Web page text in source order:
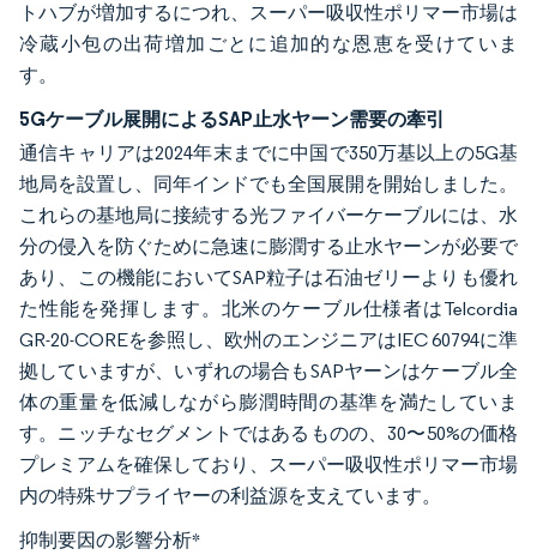
トハブが増加するにつれ、スーパー吸収性ポリマー市場は
冷蔵小包の出荷増加ごとに追加的な恩恵を受けていま
す。
5Gケーブル展開によるSAP止水ヤーン需要の牽引
通信キャリアは2024年末までに中国で350万基以上の5G基
地局を設置し、同年インドでも全国展開を開始しました。
これらの基地局に接続する光ファイバーケーブルには、水
分の侵入を防ぐために急速に膨潤する止水ヤーンが必要で
あり、この機能においてSAP粒子は石油ゼリーよりも優れ
た性能を発揮します。北米のケーブル仕様者はTelcordia
GR-20-COREを参照し、欧州のエンジニアはIEC 60794に準
拠していますが、いずれの場合もSAPヤーンはケーブル全
体の重量を低減しながら膨潤時間の基準を満たしていま
す。ニッチなセグメントではあるものの、30〜50%の価格
プレミアムを確保しており、スーパー吸収性ポリマー市場
内の特殊サプライヤーの利益源を支えています。
抑制要因の影響分析*